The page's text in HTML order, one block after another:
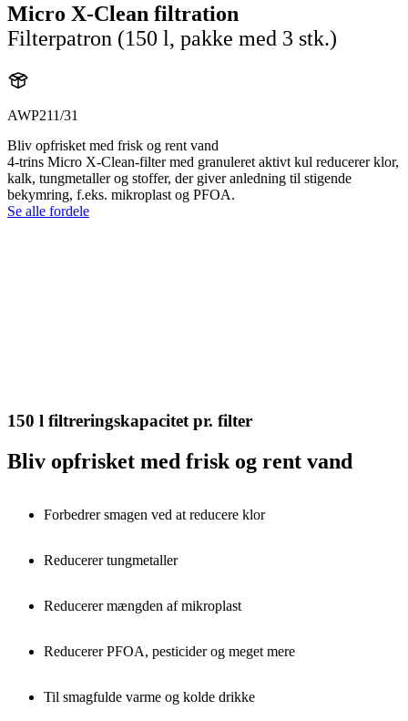
Micro X-Clean filtration
Filterpatron (150 l, pakke med 3 stk.)
AWP211/31
Bliv opfrisket med frisk og rent vand
4-trins Micro X-Clean-filter med granuleret aktivt kul reducerer klor,
kalk, tungmetaller og stoffer, der giver anledning til stigende
bekymring, f.eks. mikroplast og PFOA.
Se alle fordele
150 l filtreringskapacitet pr. filter
Bliv opfrisket med frisk og rent vand
Forbedrer smagen ved at reducere klor
Reducerer tungmetaller
Reducerer mængden af mikroplast
Reducerer PFOA, pesticider og meget mere
Til smagfulde varme og kolde drikke